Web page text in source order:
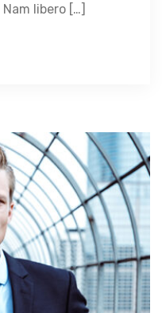
libero […]